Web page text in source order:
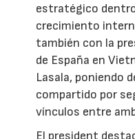
estratégico
crecimiento
también con la
de España en
Lasala, poniendo
compartido por
vínculos entre
El president